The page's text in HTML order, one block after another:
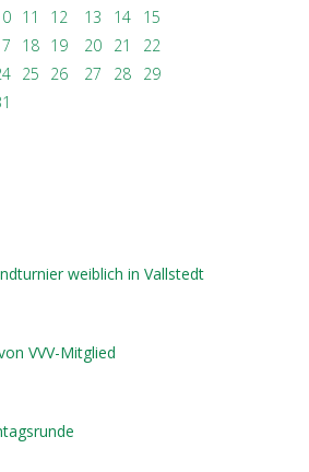
11 12 13 14
15
18 19 20 21
22
25 26 27 28
29
weiblich in Vallstedt
VVV-Mitglied